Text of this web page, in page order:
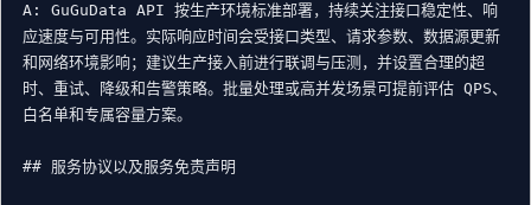
A: GuGuData API 按生产环境标准部署，持续关注接口稳定性、响
应速度与可用性。实际响应时间会受接口类型、请求参数、数据源更新
和网络环境影响；建议生产接入前进行联调与压测，并设置合理的超
时、重试、降级和告警策略。批量处理或高并发场景可提前评估 QPS、
白名单和专属容量方案。
## 服务协议以及服务免责声明